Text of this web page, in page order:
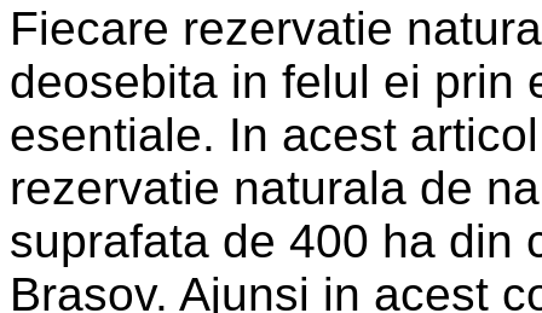
Fiecare rezervatie
deosebita in felul ei prin
esentiale. In acest
rezervatie naturala de
suprafata de 400 ha din
Brasov. Ajunsi in acest